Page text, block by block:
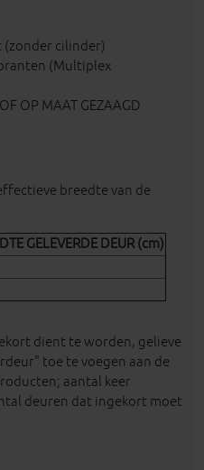
cilinder)
(Multiplex
OP MAAT GEZAAGD
breedte van de
GELEVERDE DEUR (cm)
dient te worden, gelieve
toe te voegen aan de
aantal keer
deuren dat ingekort moet